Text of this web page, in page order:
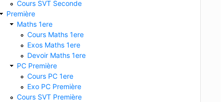
Cours SVT Seconde
Première
Maths 1ere
Cours Maths 1ere
Exos Maths 1ere
Devoir Maths 1ere
PC Première
Cours PC 1ere
Exo PC Première
Cours SVT Première